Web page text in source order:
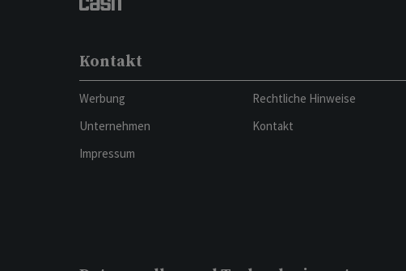
Kontakt
Werbung
Unternehmen
Impressum
Rechtliche Hinweise
Kontakt